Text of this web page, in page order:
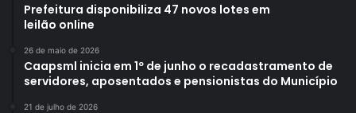
Prefeitura disponibiliza 47 novos lotes em
leilão online
26 de maio de 2026
Caapsml inicia em 1º de junho o recadastramento de
servidores, aposentados e pensionistas do Município
21 de julho de 2026